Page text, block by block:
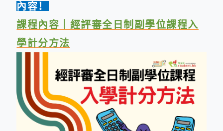
內容！
課程內容｜經評審全日制副學位課程入
學計分方法